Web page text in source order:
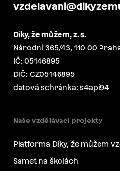
Díky, že můžem, z. s.
Národní 365/43, 110 00
IČ: 05146895
DIČ: CZ05146895
datová schránka: s4api94
Naše vzdělávací projekty
Platforma Díky, že můžem
Samet na školách